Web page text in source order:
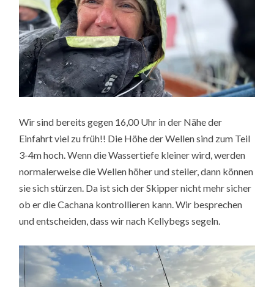
Wir sind bereits gegen 16,00 Uhr in der Nähe der
Einfahrt viel zu früh!! Die Höhe der Wellen sind zum Teil
3-4m hoch. Wenn die Wassertiefe kleiner wird, werden
normalerweise die Wellen höher und steiler, dann können
sie sich stürzen. Da ist sich der Skipper nicht mehr sicher
ob er die Cachana kontrollieren kann. Wir besprechen
und entscheiden, dass wir nach Kellybegs segeln.